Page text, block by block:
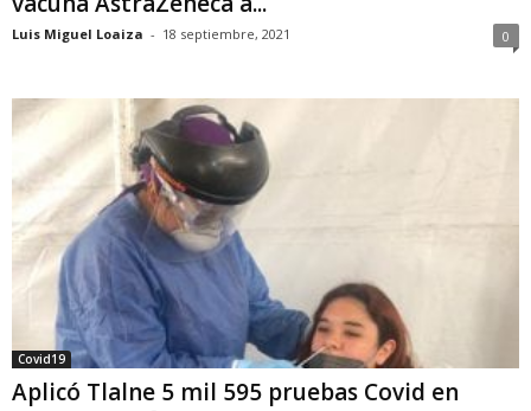
Luis Miguel Loaiza - 18 septiembre, 2021 0
Covid19
Aplicó Tlalne 5 mil 595 pruebas Covid en